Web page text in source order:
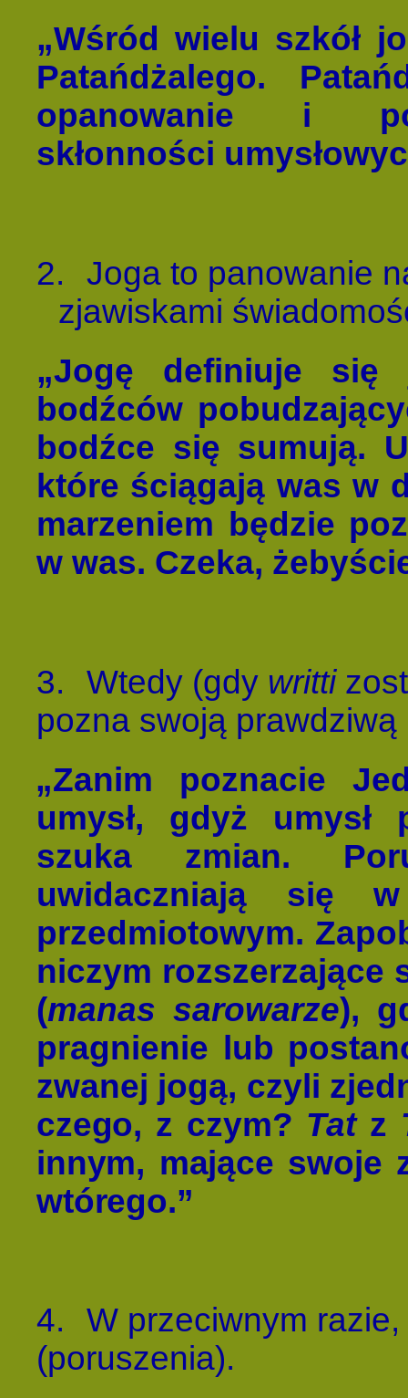
„Wśród wielu szkół
Patańdżalego.
opanowanie i
skłonności
2.
Joga to panowanie
zjawiskami
„Jogę definiuje się
bodźców
bodźce się sumują.
które ściągają was w
marzeniem będzie
w was. Czeka,
3. Wtedy (gdy writti
pozna swoją prawdziwą
„Zanim poznacie
umysł, gdyż umysł
szuka zmian.
uwidaczniają się
przedmiotowym.
niczym rozszerzające
(manas sarowarze),
pragnienie lub
zwanej jogą, czyli
czego, z czym? Tatz
innym, mające swoje
wtórego.”
4.
W przeciwnym
(poruszenia).